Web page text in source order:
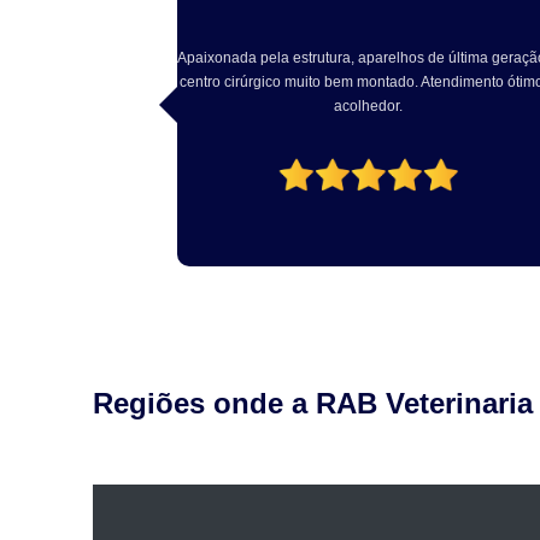
Excelente atendimento, Dr Rodrigo solícito e atencioso
com o pet. Excelente estrutura local. Recomendo!
Regiões onde a RAB Veterinaria